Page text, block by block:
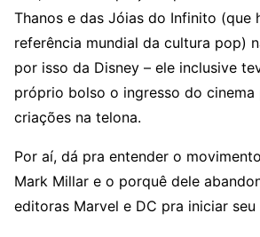
Thanos e das Jóias do Infinito (que
referência mundial da cultura pop)
por isso da Disney – ele inclusive
próprio bolso o ingresso do cinema
criações na telona.
Por aí, dá pra entender o
Mark Millar e o porquê dele
editoras Marvel e DC pra iniciar